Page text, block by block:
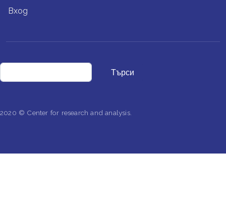
USER ACCOUNT MENU
Вход
Търси
2020 © Center for research and analysis.